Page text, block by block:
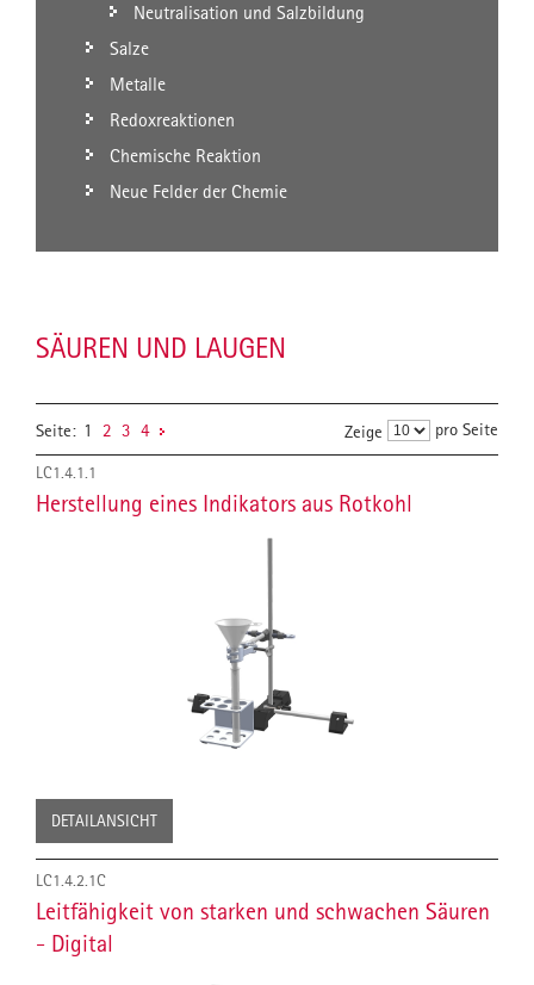
Neutralisation und Salzbildung
Salze
Metalle
Redoxreaktionen
Chemische Reaktion
Neue Felder der Chemie
SÄUREN UND LAUGEN
Seite: 1 2 3 4 Zeige pro Seite
LC1.4.1.1
Herstellung eines Indikators aus Rotkohl
DETAILANSICHT
LC1.4.2.1C
Leitfähigkeit von starken und schwachen Säuren
- Digital